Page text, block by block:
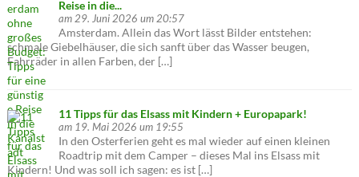
Reise in die...
am 29. Juni 2026 um 20:57
Amsterdam. Allein das Wort lässt Bilder entstehen:
schmale Giebelhäuser, die sich sanft über das Wasser beugen,
Fahrräder in allen Farben, der […]
11 Tipps für das Elsass mit Kindern + Europapark!
am 19. Mai 2026 um 19:55
In den Osterferien geht es mal wieder auf einen kleinen
Roadtrip mit dem Camper – dieses Mal ins Elsass mit
Kindern! Und was soll ich sagen: es ist […]